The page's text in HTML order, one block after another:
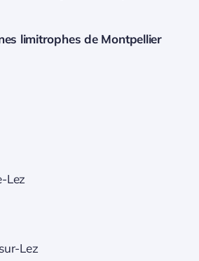
limitrophes de Montpellier
Lez
Lez